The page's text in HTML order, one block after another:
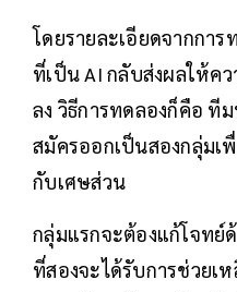
โดยรายละเอียดจากกา
ที่เป็น AI กลับส่งผลให้ค
ลง วิธีการทดลองก็คือ ที
สมัครออกเป็นสองกลุ่มเ
กับเศษส่วน
กลุ่มแรกจะต้องแก้โจทย์
ที่สองจะได้รับการช่วยเ